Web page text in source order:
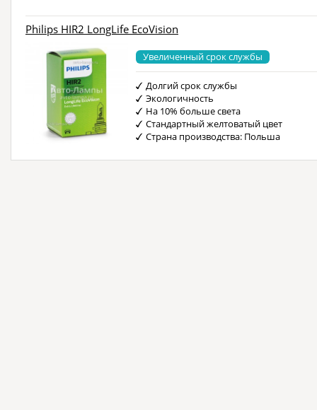
Philips HIR2 LongLife EcoVision
Увеличенный срок службы
Долгий срок службы
Экологичность
На 10% больше света
Стандартный желтоватый цвет
Страна производства: Польша